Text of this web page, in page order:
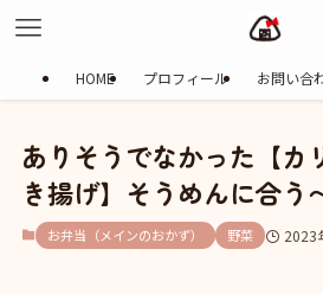
HOME プロフィール お問い合
ありそうでなかった【カ
き揚げ】そうめんに合う
お弁当（メインのおかず） 野菜 2023